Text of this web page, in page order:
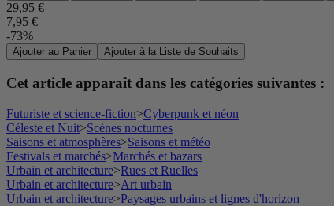
29,95 €
7,95 €
-73%
Ajouter au Panier Ajouter à la Liste de Souhaits
Cet article apparaît dans les catégories suivantes :
Futuriste et science-fiction>Cyberpunk et néon
Céleste et Nuit>Scènes nocturnes
Saisons et atmosphères>Saisons et météo
Festivals et marchés>Marchés et bazars
Urbain et architecture>Rues et Ruelles
Urbain et architecture>Art urbain
Urbain et architecture>Paysages urbains et lignes d'horizon